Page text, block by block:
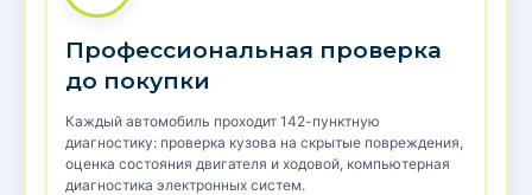
Профессиональная проверка
до покупки
Каждый автомобиль проходит 142-пунктную
диагностику: проверка кузова на скрытые повреждения,
оценка состояния двигателя и ходовой, компьютерная
диагностика электронных систем.